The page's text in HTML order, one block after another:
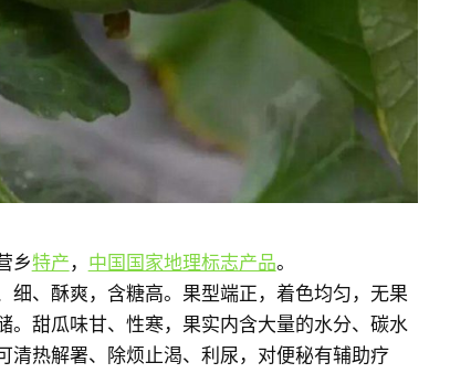
乡特产， 中国国家地理标志产品。
细、酥爽，含糖高。果型端正，着色均匀，无果
。甜瓜味甘、性寒，果实内含大量的水分、碳水
清热解署、除烦止渴、利尿，对便秘有辅助疗